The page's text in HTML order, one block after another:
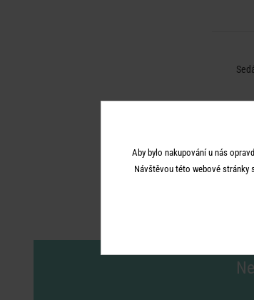
Aby bylo nakupování u nás
Návštěvou této webové stránky